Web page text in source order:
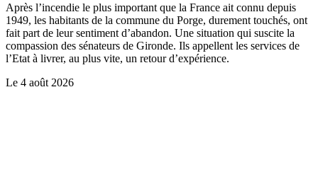
Après l’incendie le plus important que la France ait connu depuis
1949, les habitants de la commune du Porge, durement touchés, ont
fait part de leur sentiment d’abandon. Une situation qui suscite la
compassion des sénateurs de Gironde. Ils appellent les services de
l’Etat à livrer, au plus vite, un retour d’expérience.
Le 4 août 2026